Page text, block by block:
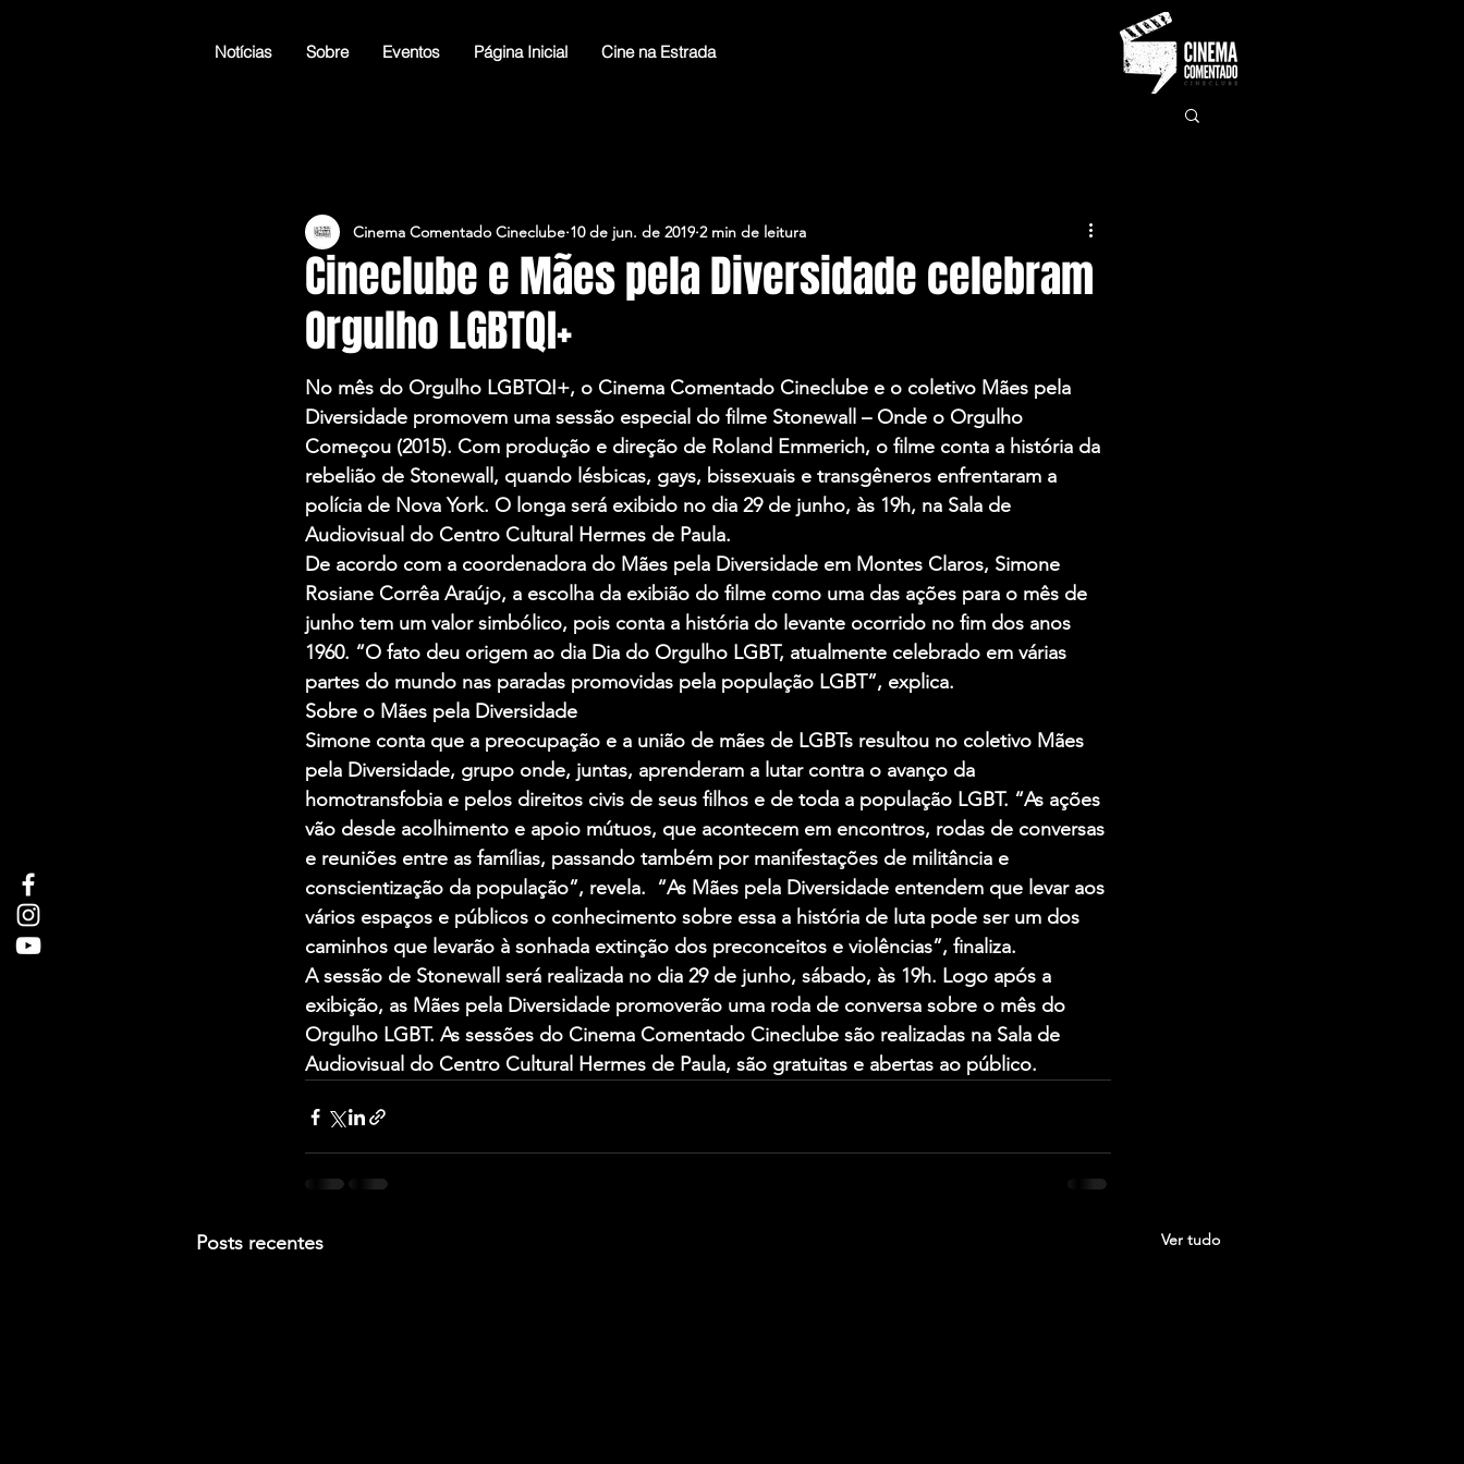
Notícias Sobre Eventos Página Inicial Cine na Estrada
Cineclube e Mães pela Diversidade celebram
Orgulho LGBTQI+
Cinema Comentado Cineclube 10 de jun. de 2019 2 min de leitura
No mês do Orgulho LGBTQI+, o Cinema Comentado Cineclube e o coletivo Mães pela
Diversidade promovem uma sessão especial do filme Stonewall – Onde o Orgulho
Começou (2015). Com produção e direção de Roland Emmerich, o filme conta a história da
rebelião de Stonewall, quando lésbicas, gays, bissexuais e transgêneros enfrentaram a
polícia de Nova York. O longa será exibido no dia 29 de junho, às 19h, na Sala de
Audiovisual do Centro Cultural Hermes de Paula.
De acordo com a coordenadora do Mães pela Diversidade em Montes Claros, Simone
Rosiane Corrêa Araújo, a escolha da exibião do filme como uma das ações para o mês de
junho tem um valor simbólico, pois conta a história do levante ocorrido no fim dos anos
1960. “O fato deu origem ao dia Dia do Orgulho LGBT, atualmente celebrado em várias
partes do mundo nas paradas promovidas pela população LGBT”, explica.
Sobre o Mães pela Diversidade
Simone conta que a preocupação e a união de mães de LGBTs resultou no coletivo Mães
pela Diversidade, grupo onde, juntas, aprenderam a lutar contra o avanço da
homotransfobia e pelos direitos civis de seus filhos e de toda a população LGBT. “As ações
vão desde acolhimento e apoio mútuos, que acontecem em encontros, rodas de conversas
e reuniões entre as famílias, passando também por manifestações de militância e
conscientização da população”, revela.  “As Mães pela Diversidade entendem que levar aos
vários espaços e públicos o conhecimento sobre essa a história de luta pode ser um dos
caminhos que levarão à sonhada extinção dos preconceitos e violências”, finaliza.
A sessão de Stonewall será realizada no dia 29 de junho, sábado, às 19h. Logo após a
exibição, as Mães pela Diversidade promoverão uma roda de conversa sobre o mês do
Orgulho LGBT. As sessões do Cinema Comentado Cineclube são realizadas na Sala de
Audiovisual do Centro Cultural Hermes de Paula, são gratuitas e abertas ao público.
Posts recentes Ver tudo